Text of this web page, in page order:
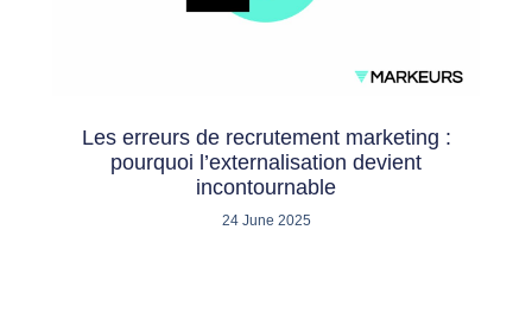
Les erreurs de recrutement marketing :
pourquoi l’externalisation devient
incontournable
24 June 2025